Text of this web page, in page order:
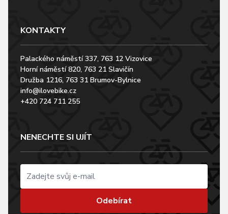
KONTAKTY
Palackého náměstí 337, 763 12 Vizovice
Horní náměstí 820, 763 21 Slavičín
Družba 1216, 763 31 Brumov-Bylnice
info@ilovebike.cz
+420 724 711 255
NENECHTE SI UJÍT
Odebírat